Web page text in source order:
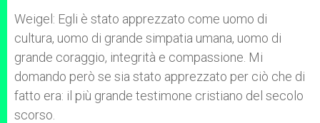
Weigel: Egli è stato apprezzato come uomo di
cultura, uomo di grande simpatia umana, uomo di
grande coraggio, integrità e compassione. Mi
domando però se sia stato apprezzato per ciò che di
fatto era: il più grande testimone cristiano del secolo
scorso.